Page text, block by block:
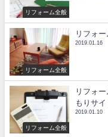
リフォーム全般
リフォーム全般
リフォ
2019.01.16
リフォーム全般
リフォ
もりサイ
2019.01.10